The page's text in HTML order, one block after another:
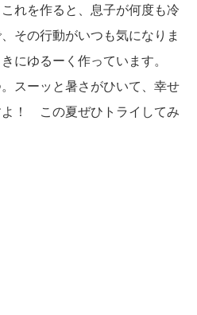
れを作ると、息子が何度も冷
その行動がいつも気になりま
にゆるーく作っています。
スーッと暑さがひいて、幸せ
よ！ この夏ぜひトライしてみ